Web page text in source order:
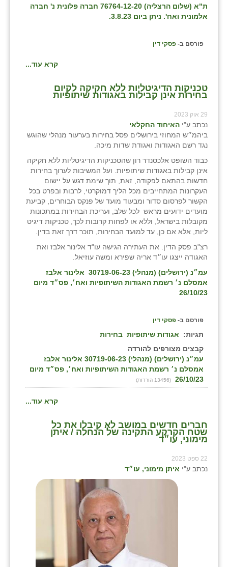
ת"א (שלום הרצליה) 76764-12-20 חברה פלונית נ' חברה
אלמונית ואח'. ניתן ביום 3.8.23.
פורסם ב- פסקי דין
קרא עוד...
טכניקות הדיגיטליות ללא חקיקה לקיום
בחירות אינן קבילות באגודות שיתופיות
29 אוק 2023
נכתב ע"י האיחוד החקלאי
ביהמ״ש המחוזי בירושלים פסל בחירות בערעור מנהלי שהוגש
נגד רשם האגודות ואגודת שדות מיכה.
כבוד השופט אלכסנדר רון שהטכניקות הדיגיטליות ללא חקיקה
אינן קבילות באגודות שיתופיות. ועל המשיבות לערוך בחירות
חדשות בהתאם לפקודה, זאת, תוך שימת דגש על יישום
העקרונות המתחייבים מכל הליך דמוקרטי, לרבות ובפרט בכל
הקשור לפרסום סדור ומבעוד מועד של פנקס הבוחרים, קביעת
מועדים ידועים מראש לכל שלב, ועריכת הבחירות במתכונות
מקובלות בישראל, וללא או לפחות קרובות לכך, טכניקות דיגיט
ליות, אלא אם כן, עד למועד הבחירות, תוכר דרך זאת בדין.
רצ"ב פסק הדין. את העתירה הגישה עו"ד אלינור אלבז ואת
האגודה ייצגו עו״ד אריה שפירא ומשה עוזיאל.
עמ״נ (ירושלים) (מנהלי) 30719-06-23 אלינור אלבז
אמסלם נ׳ רשמת האגודות השיתופיות ואח׳, פס״ד מיום
26/10/23
פורסם ב- פסקי דין
תגיות: אגודות שיתופיות בחירות
קבצים מצורפים להורדה
עמ״נ (ירושלים) (מנהלי) 30719-06-23 אלינור אלבז
אמסלם נ׳ רשמת האגודות השיתופיות ואח׳, פס״ד מיום
26/10/23
(13456 הורדות)
קרא עוד...
חברים חדשים במושב לא קיבלו את כל
שטח הקרקע התקינה של הנחלה / איתן
מימוני, עו״ד
22 ספט 2023
נכתב ע"י איתן מימוני, עו״ד